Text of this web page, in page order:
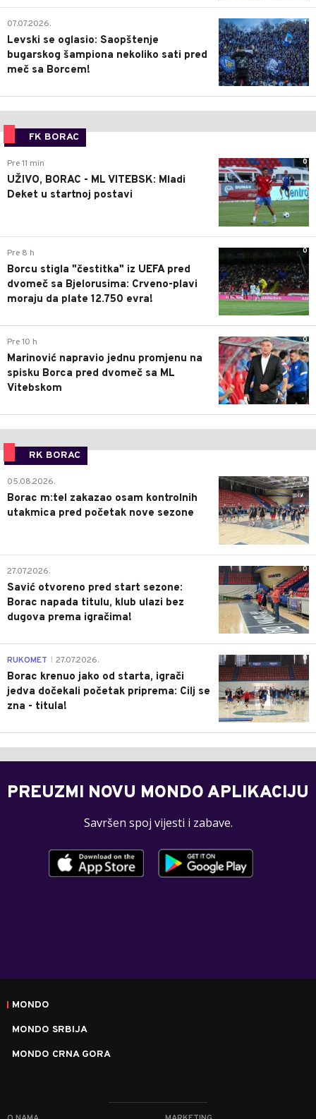
1
07.07.2026.
Levski se oglasio: Saopštenje
bugarskog šampiona nekoliko sati pred
meč sa Borcem!
FK BORAC
0
Pre 11 min
UŽIVO, BORAC - ML VITEBSK: Mladi
Deket u startnoj postavi
0
Pre 8 h
Borcu stigla "čestitka" iz UEFA pred
dvomeč sa Bjelorusima: Crveno-plavi
moraju da plate 12.750 evra!
0
Pre 10 h
Marinović napravio jednu promjenu na
spisku Borca pred dvomeč sa ML
Vitebskom
RK BORAC
0
05.08.2026.
Borac m:tel zakazao osam kontrolnih
utakmica pred početak nove sezone
0
27.07.2026.
Savić otvoreno pred start sezone:
Borac napada titulu, klub ulazi bez
dugova prema igračima!
0
RUKOMET 27.07.2026.
Borac krenuo jako od starta, igrači
jedva dočekali početak priprema: Cilj se
zna - titula!
PREUZMI NOVU MONDO APLIKACIJU
Savršen spoj vijesti i zabave.
MONDO
MONDO SRBIJA
MONDO CRNA GORA